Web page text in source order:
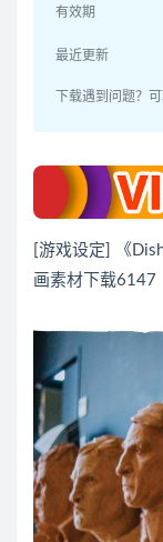
有效期
最近更新
下载遇到问题？
[游戏设定] 《
画素材下载6147